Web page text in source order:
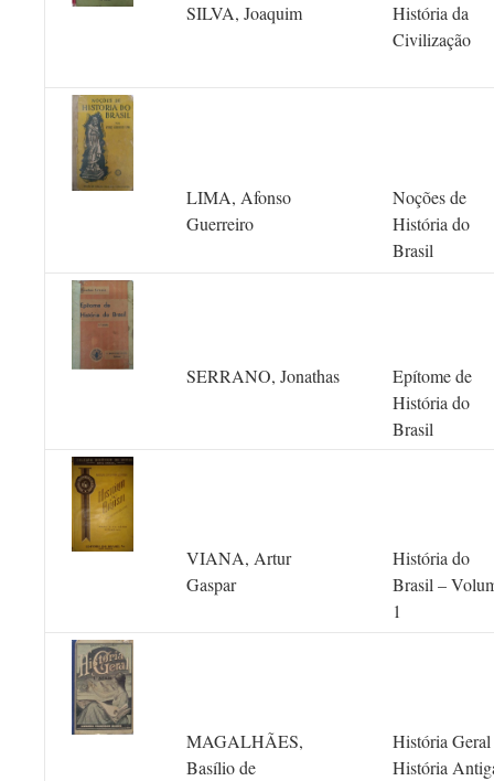
SILVA, Joaquim
História da
Civilização
LIMA, Afonso
Guerreiro
Noções de
História do
Brasil
SERRANO, Jonathas
Epítome de
História do
Brasil
VIANA, Artur
Gaspar
História do
Brasil –
1
MAGALHÃES,
Basílio de
História
História